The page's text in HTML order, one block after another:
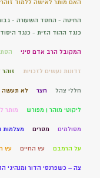
האם מותר לאישה ללמוד
החיטה - החסד השעורה -
כנגד ההוד הזית - כנגד
המקובל הרב אדם סיני
זדונות נעשים לזכויות
חללי צהל חצר לא תעשה
ליקוטי מוהר ן מפורש מותר
מסולמים מסרים מצלמות
על הרמבם עץ החיים עץ
צה – כשפרנסי הדור ומנהיגי